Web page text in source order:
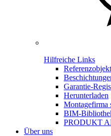
Hilfreiche Links
Garantie-
Herunterladen
Montagefirma
BIM-
PRODUKT
Über uns